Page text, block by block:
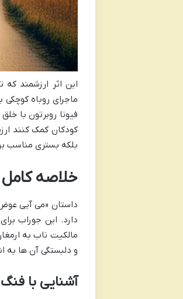
این اثر ارزشمند
ماجرای روباه کوچکی
فیونا روبرتون با
بلکه بستری مناسب
خلاصه
داستان «می آیی عوض
دارد. این جوراب
مالکیت ناب به
و دلبستگی آن ها
آشنایی با